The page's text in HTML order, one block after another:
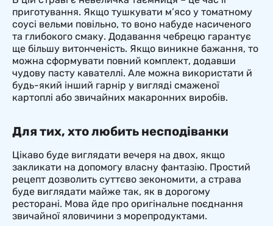
приготування. Якщо тушкувати м’ясо у томатному
соусі вельми повільно, то воно набуде насиченого
та глибокого смаку. Додавання чебрецю гарантує
ще більшу витонченість. Якщо виникне бажання, то
можна сформувати повний комплект, додавши
чудову пасту кавателлі. Але можна використати й
будь-який інший гарнір у вигляді смаженої
картоплі або звичайних макаронних виробів.
Для тих, хто любить несподіванки
Цікаво буде виглядати вечеря на двох, якщо
закликати на допомогу власну фантазію. Простий
рецепт дозволить суттєво зекономити, а страва
буде виглядати майже так, як в дорогому
ресторані. Мова йде про оригінальне поєднання
звичайної яловичини з морепродуктами.